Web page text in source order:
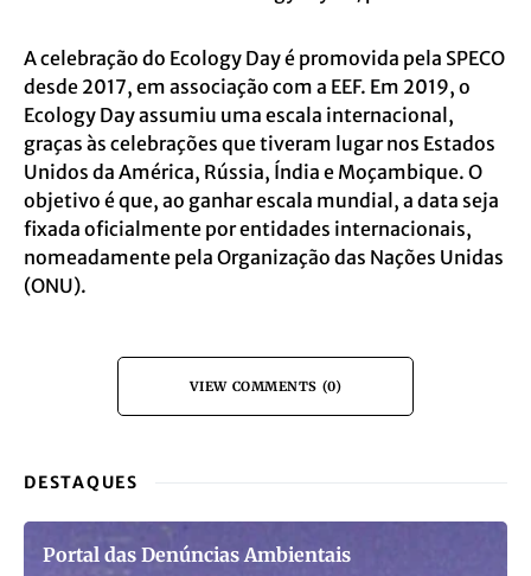
A celebração do Ecology Day é promovida pela SPECO
desde 2017, em associação com a EEF. Em 2019, o
Ecology Day assumiu uma escala internacional,
graças às celebrações que tiveram lugar nos Estados
Unidos da América, Rússia, Índia e Moçambique. O
objetivo é que, ao ganhar escala mundial, a data seja
fixada oficialmente por entidades internacionais,
nomeadamente pela Organização das Nações Unidas
(ONU).
VIEW COMMENTS (0)
DESTAQUES
Portal das Denúncias Ambientais